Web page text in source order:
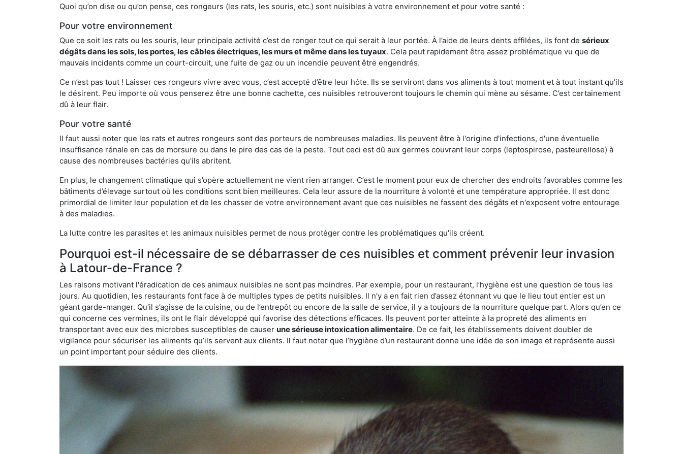
Quoi qu’on dise ou qu’on pense, ces rongeurs (les rats, les souris, etc.) sont nuisibles à votre environnement et pour votre santé :
Pour votre environnement
Que ce soit les rats ou les souris, leur principale activité c’est de ronger tout ce qui serait à leur portée. À l’aide de leurs dents effilées, ils font de sérieux
dégâts dans les sols, les portes, les câbles électriques, les murs et même dans les tuyaux. Cela peut rapidement être assez problématique vu que de
mauvais incidents comme un court-circuit, une fuite de gaz ou un incendie peuvent être engendrés.
Ce n’est pas tout ! Laisser ces rongeurs vivre avec vous, c’est accepté d’être leur hôte. Ils se serviront dans vos aliments à tout moment et à tout instant qu’ils
le désirent. Peu importe où vous penserez être une bonne cachette, ces nuisibles retrouveront toujours le chemin qui mène au sésame. C’est certainement
dû à leur flair.
Pour votre santé
Il faut aussi noter que les rats et autres rongeurs sont des porteurs de nombreuses maladies. Ils peuvent être à l'origine d'infections, d'une éventuelle
insuffisance rénale en cas de morsure ou dans le pire des cas de la peste. Tout ceci est dû aux germes couvrant leur corps (leptospirose, pasteurellose) à
cause des nombreuses bactéries qu’ils abritent.
En plus, le changement climatique qui s’opère actuellement ne vient rien arranger. C’est le moment pour eux de chercher des endroits favorables comme les
bâtiments d’élevage surtout où les conditions sont bien meilleures. Cela leur assure de la nourriture à volonté et une température appropriée. Il est donc
primordial de limiter leur population et de les chasser de votre environnement avant que ces nuisibles ne fassent des dégâts et n'exposent votre entourage
à des maladies.
La lutte contre les parasites et les animaux nuisibles permet de nous protéger contre les problématiques qu'ils créent.
Pourquoi est-il nécessaire de se débarrasser de ces nuisibles et comment prévenir leur invasion
à Latour-de-France ?
Les raisons motivant l'éradication de ces animaux nuisibles ne sont pas moindres. Par exemple, pour un restaurant, l’hygiène est une question de tous les
jours. Au quotidien, les restaurants font face à de multiples types de petits nuisibles. Il n’y a en fait rien d’assez étonnant vu que le lieu tout entier est un
géant garde-manger. Qu’il s’agisse de la cuisine, ou de l’entrepôt ou encore de la salle de service, il y a toujours de la nourriture quelque part. Alors qu’en ce
qui concerne ces vermines, ils ont le flair développé qui favorise des détections efficaces. Ils peuvent porter atteinte à la propreté des aliments en
transportant avec eux des microbes susceptibles de causer une sérieuse intoxication alimentaire. De ce fait, les établissements doivent doubler de
vigilance pour sécuriser les aliments qu’ils servent aux clients. Il faut noter que l’hygiène d’un restaurant donne une idée de son image et représente aussi
un point important pour séduire des clients.